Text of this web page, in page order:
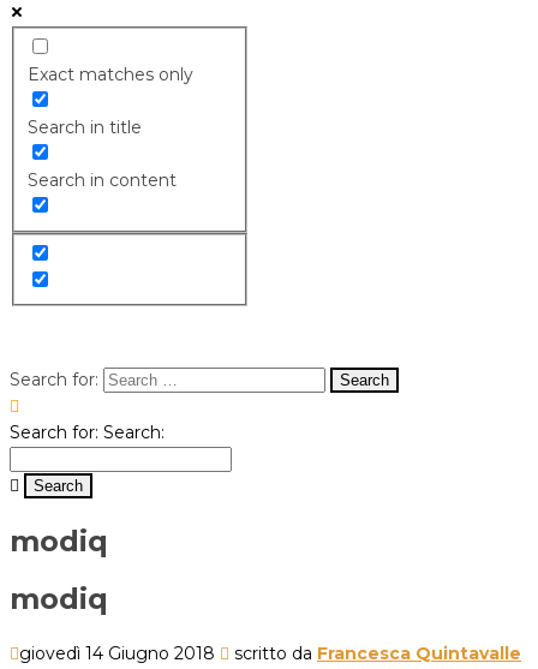
Exact matches only
Search in title
Search in content
Search for:
Search for: Search:
modiq
modiq
giovedì 14 Giugno 2018 scritto da Francesca Quintavalle